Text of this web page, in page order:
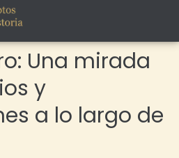
Una mirada
y
a lo largo de